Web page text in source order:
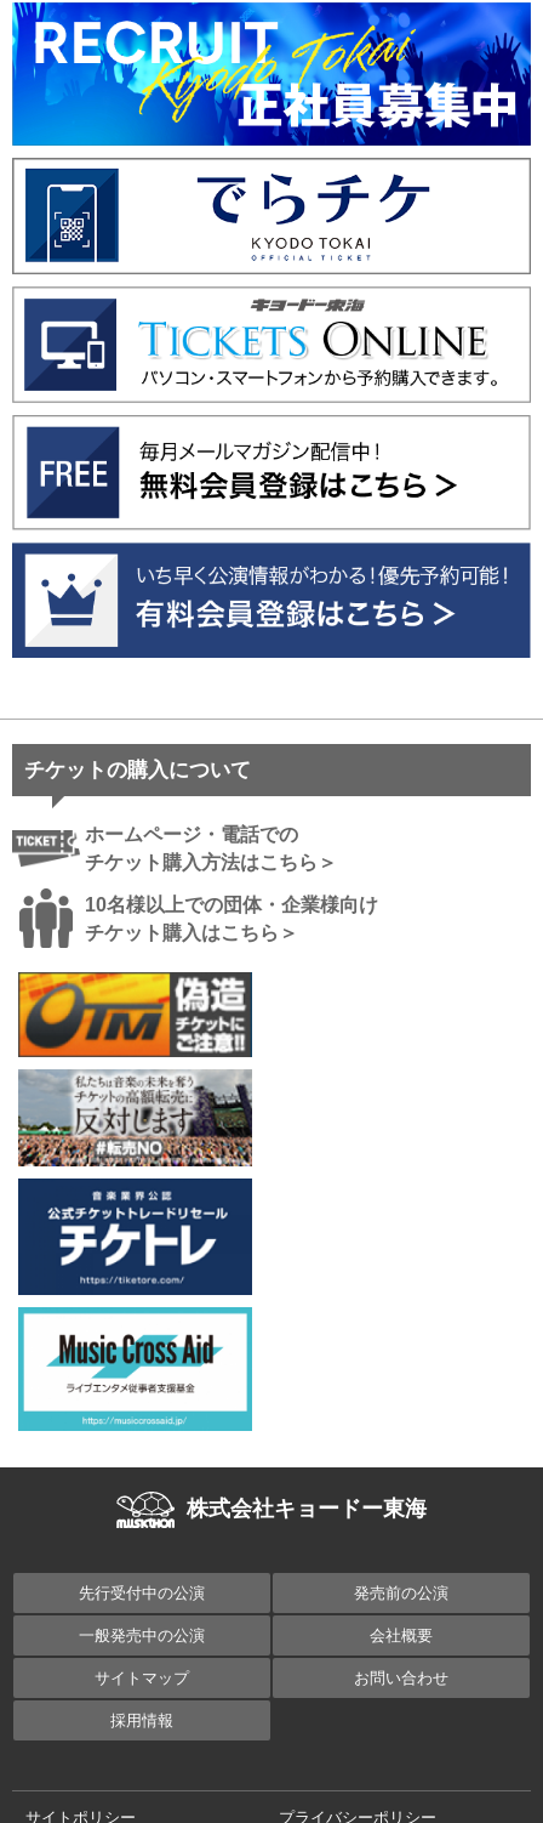
チケットの購入について
ホームページ・電話での
チケット購入方法はこちら＞
10名様以上での団体・企業様向け
チケット購入はこちら＞
株式会社キョードー東海
先行受付中の公演 発売前の公演
一般発売中の公演 会社概要
サイトマップ お問い合わせ
採用情報
サイトポリシー プライバシーポリシー